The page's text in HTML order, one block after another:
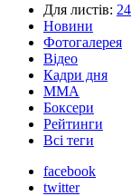
Для листів:
Новини
Фотогалерея
Відео
Кадри дня
ММА
Боксери
Рейтинги
Всі теги
facebook
twitter